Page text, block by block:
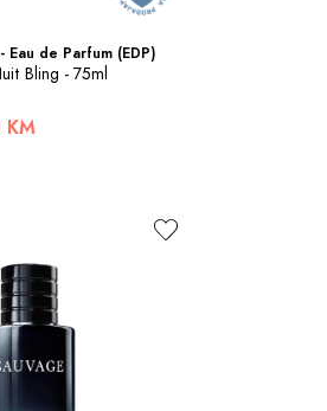
Eau de Parfum (EDP)
Bling - 75ml
KM